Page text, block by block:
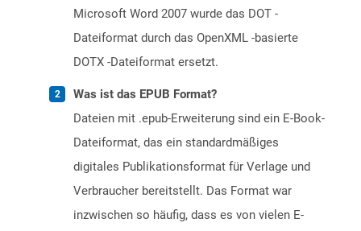
Microsoft Word 2007 wurde das DOT -
Dateiformat durch das OpenXML -basierte
DOTX -Dateiformat ersetzt.
Was ist das EPUB Format?
Dateien mit .epub-Erweiterung sind ein E-Book-
Dateiformat, das ein standardmäßiges
digitales Publikationsformat für Verlage und
Verbraucher bereitstellt. Das Format war
inzwischen so häufig, dass es von vielen E-